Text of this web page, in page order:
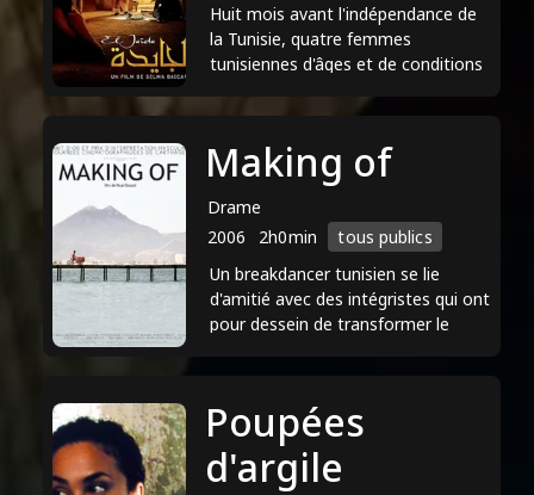
Huit mois avant l'indépendance de
la Tunisie, quatre femmes
tunisiennes d'âges et de conditions
prison, elles sont ...
Making of
Drame
2006
2h0min
tous publics
Un breakdancer tunisien se lie
d'amitié avec des intégristes qui ont
pour dessein de transformer le
Poupées
d'argile